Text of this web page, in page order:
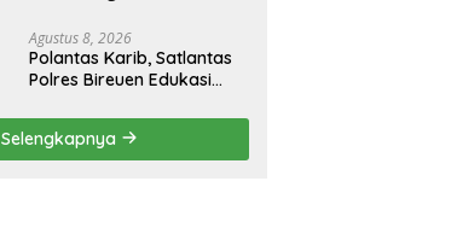
Agustus 8, 2026
Polantas Karib, Satlantas
Polres Bireuen Edukasi
Ketertiban Berlalu Lintas
Selengkapnya